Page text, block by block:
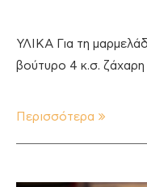
ΥΛΙΚΑ Για τη
βούτυρο 4 κ.σ. ζάχαρη
Περισσότερα